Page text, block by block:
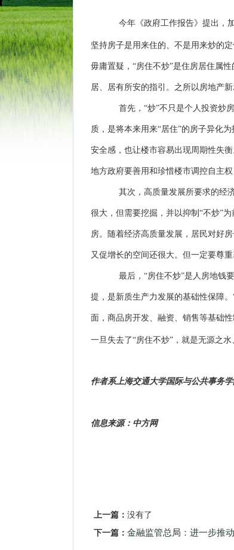
今年《政府工作报告》提出，
坚持房子是用来住的、不是用来炒的
毋庸置疑， “房住不炒”是住房居住属
居、居有所安的指引。之所以房地产
首先， “炒”不只是个人投资炒
质，是将本来用来“居住”的房子异化
安全感，也让楼市容易出现周期性失
地方政府要善用和珍惜楼市调控自主
其次，高质量发展所要求的经
很大，但需要挖掘，并以抑制 “不炒”为
房。随着经济高质量发展，居民对好
又促增长的空间还很大。但一定要尊
最后， “房住不炒”是人房地钱
提，是新质生产力发展的基础性保障。
面，商品房开发、融资、销售等基础
一旦失去了“房住不炒” ，就是无源之
作者系上海交通大学国际与公共事务
信息来源：中方网
上一篇： 没有了
下一篇： 金融监管总局：进一步推